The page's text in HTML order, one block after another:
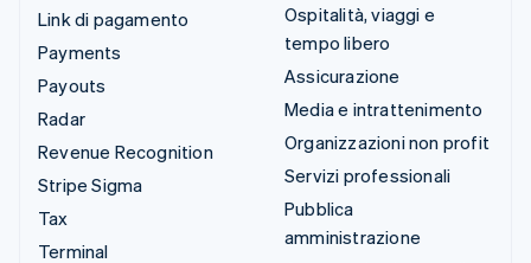
Link di pagamento
Payments
Payouts
Radar
Revenue Recognition
Stripe Sigma
Tax
Terminal
Ospitalità, viaggi e
tempo libero
Assicurazione
Media e intrattenimento
Organizzazioni non profit
Servizi professionali
Pubblica
amministrazione